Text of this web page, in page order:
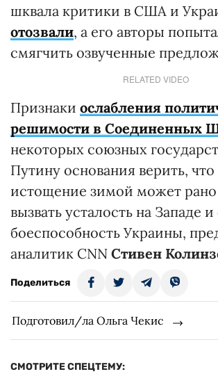
шквала критики в США и
отозвали, а его авторы
смягчить озвученные
RELATED VIDEO
Признаки ослабления
решимости в Соединенных
некоторых союзных
Путину основания верить,
истощение зимой может
вызвать усталость на Западе
боеспособность Украины,
аналитик CNN Стивен
Поделиться
Подготовил/ла Ольга Чекис
СМОТРИТЕ СПЕЦТЕМУ: